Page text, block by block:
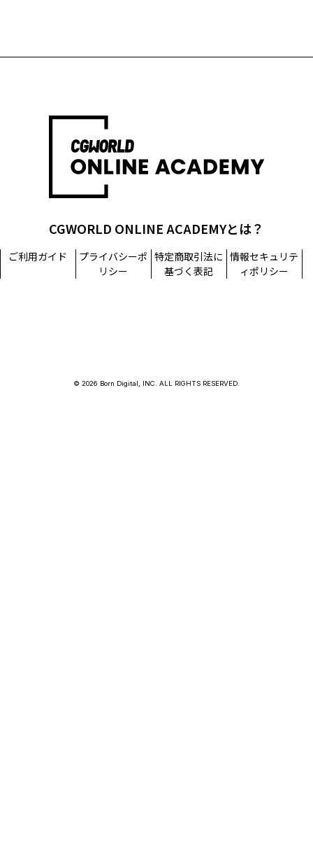
CGWORLD ONLINE ACADEMYとは？
ご利用ガイド
プライバシーポ
リシー
特定商取引法に
基づく表記
情報セキュリテ
ィポリシー
© 2026 Born Digital, INC. ALL RIGHTS RESERVED.